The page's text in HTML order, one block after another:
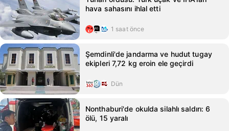
hava sahasını ihlal etti
1 saat önce
Şemdinli'de jandarma ve hudut tugay
ekipleri 7,72 kg eroin ele geçirdi
Dün
Nonthaburi'de okulda silahlı saldırı: 6
ölü, 15 yaralı